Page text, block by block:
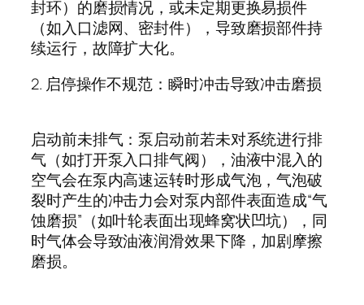
封环）的磨损情况，或未定期更换易损件
（如入口滤网、密封件），导致磨损部件持
续运行，故障扩大化。
2. 启停操作不规范：瞬时冲击导致冲击磨损
启动前未排气：泵启动前若未对系统进行排
气（如打开泵入口排气阀），油液中混入的
空气会在泵内高速运转时形成气泡，气泡破
裂时产生的冲击力会对泵内部件表面造成“气
蚀磨损” （如叶轮表面出现蜂窝状凹坑），同
时气体会导致油液润滑效果下降，加剧摩擦
磨损。